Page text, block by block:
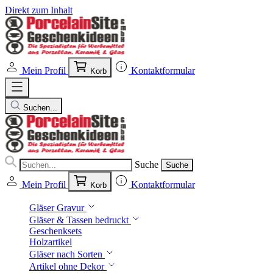
Direkt zum Inhalt
Mein Profil Korb Kontaktformular
Suchen...
Suche Suche
Mein Profil Korb Kontaktformular
Gläser Gravur
Gläser & Tassen bedruckt
Geschenksets
Holzartikel
Gläser nach Sorten
Artikel ohne Dekor